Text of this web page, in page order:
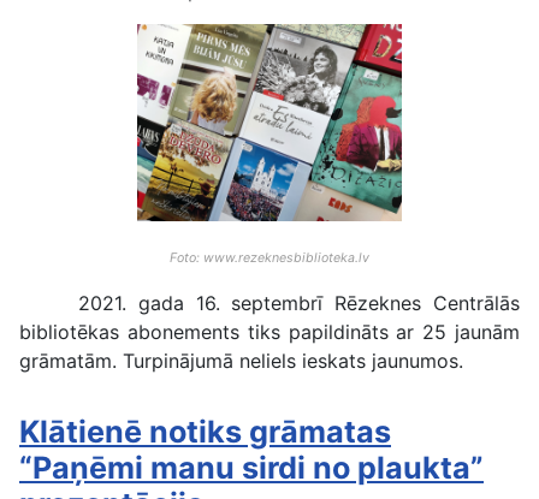
Foto: www.rezeknesbiblioteka.lv
2021. gada 16. septembrī Rēzeknes Centrālās
bibliotēkas abonements tiks papildināts ar 25 jaunām
grāmatām. Turpinājumā neliels ieskats jaunumos.
Klātienē notiks grāmatas
“Paņēmi manu sirdi no plaukta”